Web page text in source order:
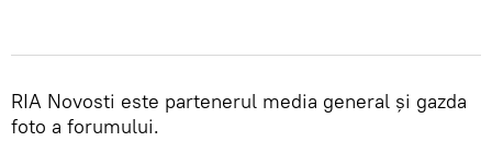
RIA Novosti este partenerul media general și gazda
foto a forumului.